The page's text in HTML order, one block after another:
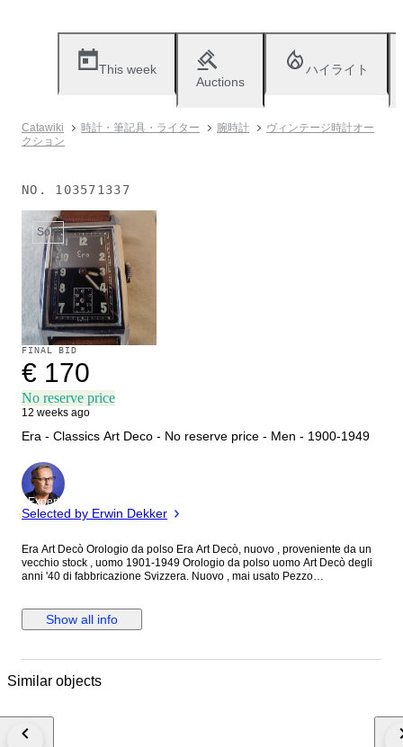
This week
Auctions
ハイライト
Catawiki 時計・筆記具・ライター 腕時計
ヴィンテージ時計オー
クション
NO. 103571337
Sold
FINAL BID
€ 170
No reserve price
12 weeks ago
Era - Classics Art Deco - No reserve price - Men - 1900-1949
Expert
Selected by Erwin Dekker
Era Art Decò Orologio da polso Era Art Decò, nuovo , proveniente da un
vecchio stock , uomo 1901-1949 Orologio da polso uomo Art Decò degli
anni '40 di fabbricazione Svizzera. Nuovo , mai usato Pezzo
condizioni ( vedi le foto) di colore nero perfetto, lancette nuove senza
neanche il segno del tempo piccola lancetta dei secondi a ore 6 Cristallo
carica manuale da 15 rubini In perfette condizioni. Appena revisionato
eccellente il tempo nonostante sia degli anni '40 Cinturino in pelle vintage
Show all info
Similar objects